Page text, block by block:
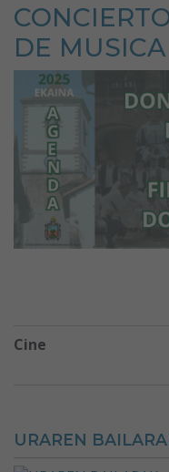
DE MUSICA
Cine
URAREN